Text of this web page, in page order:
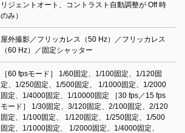
リジェントオート、コントラスト自動調整が Off 時
のみ）
屋外撮影／フリッカレス（50 Hz）／フリッカレス
（60 Hz）／固定シャッター
［60 fpsモード］ 1/60固定、1/100固定、1/120固
定、1/250固定、1/500固定、 1/1000固定、1/2000
固定、1/4000固定、1/10000固定 ［30 fps／15 fps
モード］ 1/30固定、3/120固定、2/100固定、2/120
固定、1/100固定、 1/120固定、1/250固定、1/500
固定、1/1000固定、 1/2000固定、1/4000固定、